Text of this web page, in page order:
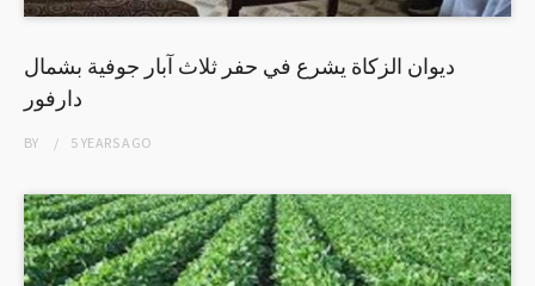
ديوان الزكاة يشرع في حفر ثلاث آبار جوفية بشمال
دارفور
BY 5 YEARSAGO